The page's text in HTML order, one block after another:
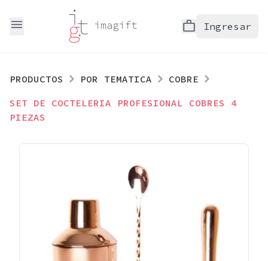
menu work Ingresar
PRODUCTOS POR TEMATICA
COBRE
SET DE COCTELERIA PROFESIONAL COBRES 4
PIEZAS